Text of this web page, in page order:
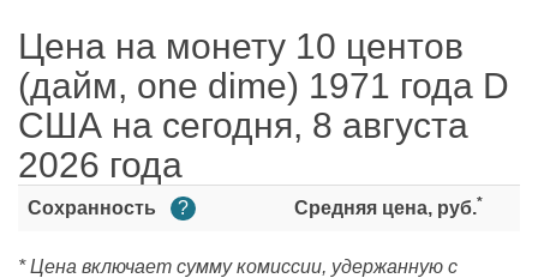
Цена на монету 10 центов
(дайм, one dime) 1971 года D
США на сегодня, 8 августа
2026 года
Сохранность ? Средняя цена, руб.*
* Цена включает сумму комиссии, удержанную с